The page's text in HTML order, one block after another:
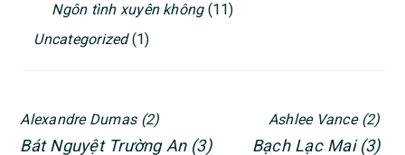
Ngôn tình xuyên không(11)
Uncategorized(1)
Alexandre Dumas (2) Ashlee Vance (2)
Bát Nguyệt Trường An (3) Bạch Lạc Mai (3)